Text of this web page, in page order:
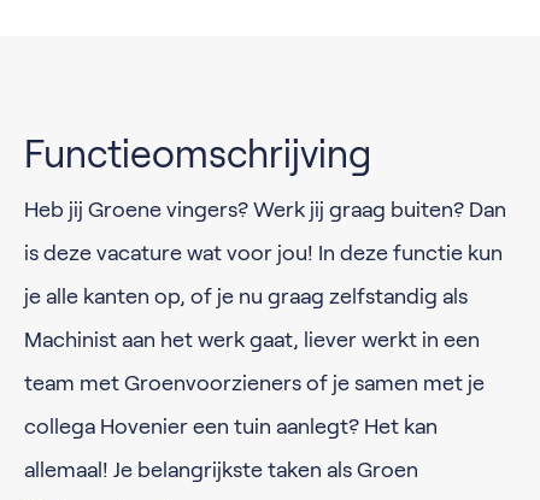
Functieomschrijving
Heb jij Groene vingers? Werk jij graag buiten? Dan
is deze vacature wat voor jou! In deze functie kun
je alle kanten op, of je nu graag zelfstandig als
Machinist aan het werk gaat, liever werkt in een
team met Groenvoorzieners of je samen met je
collega Hovenier een tuin aanlegt? Het kan
allemaal! Je belangrijkste taken als Groen